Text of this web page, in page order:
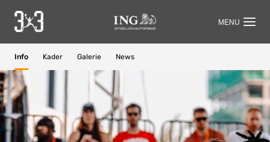
OFFIZIELLER HAUPTSPONSOR
Info Kader Galerie News